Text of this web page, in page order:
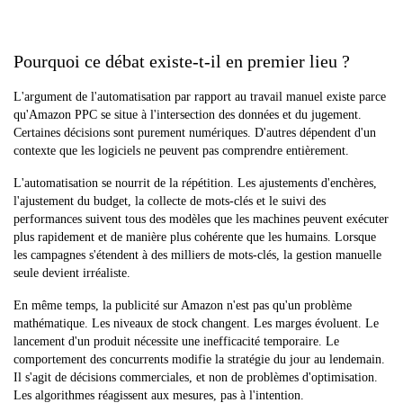
Pourquoi ce débat existe-t-il en premier lieu ?
L'argument de l'automatisation par rapport au travail manuel existe parce
qu'Amazon PPC se situe à l'intersection des données et du jugement.
Certaines décisions sont purement numériques. D'autres dépendent d'un
contexte que les logiciels ne peuvent pas comprendre entièrement.
L'automatisation se nourrit de la répétition. Les ajustements d'enchères,
l'ajustement du budget, la collecte de mots-clés et le suivi des
performances suivent tous des modèles que les machines peuvent exécuter
plus rapidement et de manière plus cohérente que les humains. Lorsque
les campagnes s'étendent à des milliers de mots-clés, la gestion manuelle
seule devient irréaliste.
En même temps, la publicité sur Amazon n'est pas qu'un problème
mathématique. Les niveaux de stock changent. Les marges évoluent. Le
lancement d'un produit nécessite une inefficacité temporaire. Le
comportement des concurrents modifie la stratégie du jour au lendemain.
Il s'agit de décisions commerciales, et non de problèmes d'optimisation.
Les algorithmes réagissent aux mesures, pas à l'intention.